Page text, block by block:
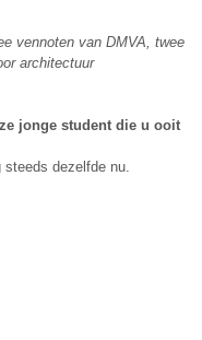
vennoten van DMVA, twee
architectuur
jonge student die u ooit
steeds dezelfde nu.